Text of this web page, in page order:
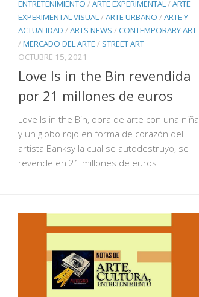
ENTRETENIMIENTO /ARTE EXPERIMENTAL /ARTE
EXPERIMENTAL VISUAL /ARTE URBANO /ARTE Y
ACTUALIDAD /ARTS NEWS /CONTEMPORARY ART
/MERCADO DEL ARTE / STREET ART
OCTUBRE 15, 2021
Love Is in the Bin revendida
por 21 millones de euros
Love Is in the Bin, obra de arte con una niña
y un globo rojo en forma de corazón del
artista Banksy la cual se autodestruyo, se
revende en 21 millones de euros